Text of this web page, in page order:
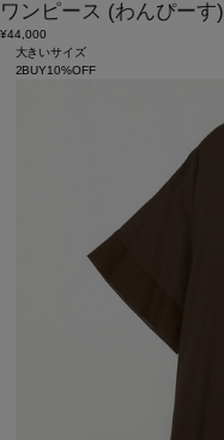
ワンピース (わんぴーす)
¥44,000
大きいサイズ
2BUY10%OFF